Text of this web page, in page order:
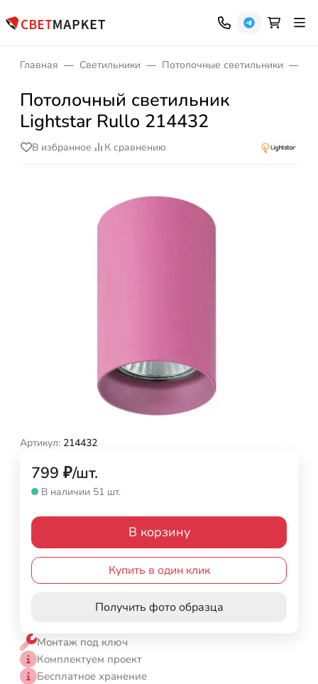
Главная Светильники Потолочные светильники
Потолочный светильник
Lightstar Rullo 214432
В избранное К сравнению
Артикул: 214432
799 ₽/шт.
В наличии 51 шт.
В корзину
Купить в один клик
Получить фото образца
Монтаж под ключ
Комплектуем проект
Бесплатное хранение